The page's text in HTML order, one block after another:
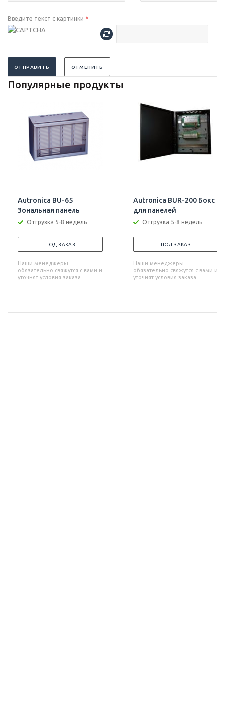
Введите текст с картинки *
ОТПРАВИТЬ ОТМЕНИТЬ
Популярные продукты
Autronica BU-65
Зональная панель
Отгрузка 5-8 недель
ПОД ЗАКАЗ
Наши менеджеры
обязательно свяжутся с вами и
уточнят условия заказа
Autronica BUR-200 Бокс
для панелей
Отгрузка 5-8 недель
ПОД ЗАКАЗ
Наши менеджеры
обязательно свяжутся с вами и
уточнят условия заказа